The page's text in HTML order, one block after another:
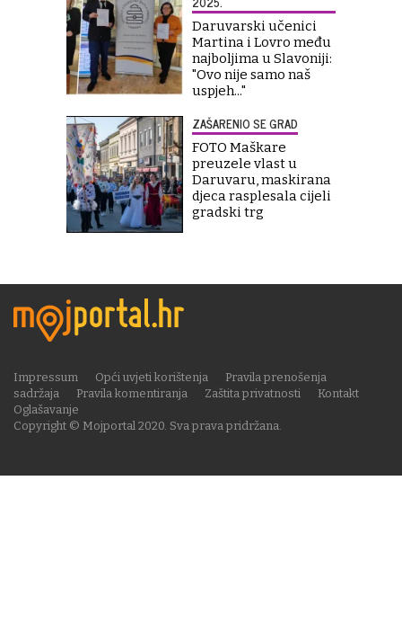
Daruvarski učenici
Martina i Lovro među
najboljima u Slavoniji:
"Ovo nije samo naš
uspjeh..."
ZAŠARENIO SE GRAD
FOTO Maškare
preuzele vlast u
Daruvaru, maskirana
djeca rasplesala cijeli
gradski trg
Copyright © Mojportal 2020. Sva prava pridržana.
Impressum Opći uvjeti korištenja
Pravila prenošenja
sadržaja
Pravila komentiranja Zaštita privatnosti
Kontakt
Oglašavanje